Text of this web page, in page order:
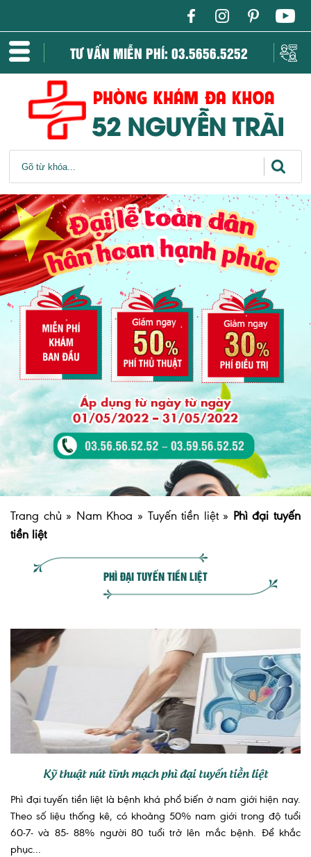
TƯ VẤN MIỄN PHÍ: 03.5656.5252
Trang chủ » Nam Khoa » Tuyến tiền liệt» Phì đại tuyến
tiền liệt
PHÌ ĐẠI TUYẾN TIỀN LIỆT
Kỹ thuật nút tĩnh mạch phì đại tuyến tiền liệt
Phì đại tuyến tiền liệt là bệnh khá phổ biến ở nam giới hiện nay.
Theo số liệu thống kê, có khoảng 50% nam giới trong độ tuổi
60-7- và 85- 88% người 80 tuổi trở lên mắc bệnh. Để khắc
phục...